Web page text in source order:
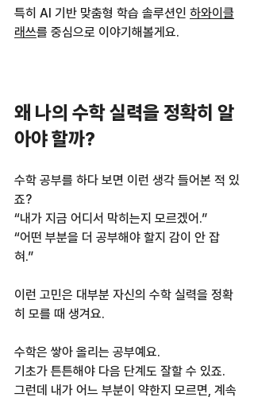
특히 AI 기반 맞춤형 학습 솔루션인 하와이클
래쓰를 중심으로 이야기해볼게요.
왜 나의 수학 실력을 정확히 알
아야 할까?
수학 공부를 하다 보면 이런 생각 들어본 적 있
죠?
“내가 지금 어디서 막히는지 모르겠어.”
“어떤 부분을 더 공부해야 할지 감이 안 잡
혀.”
이런 고민은 대부분 자신의 수학 실력을 정확
히 모를 때 생겨요.
수학은 쌓아 올리는 공부예요.
기초가 튼튼해야 다음 단계도 잘할 수 있죠.
그런데 내가 어느 부분이 약한지 모르면, 계속